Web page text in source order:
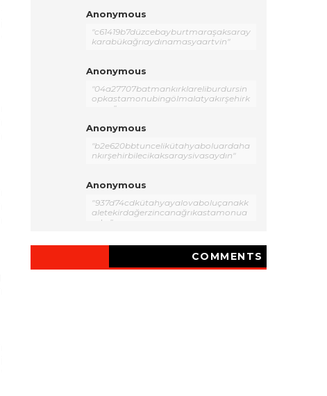
Anonymous
"c61419b7düzcebayburtmaraşaksaray
karabükağrıaydınamasyaartvin"
Anonymous
"04a27707batmankırklareliburdursin
opkastamonubingölmalatyakırşehirk
onya"
Anonymous
"b2e620bbtuncelikütahyaboluardaha
nkırşehirbilecikaksaraysivasaydın"
Anonymous
"937d74cdkütahyayalovaboluçanakk
aletekirdağerzincanağrıkastamonua
ydın"
COMMENTS